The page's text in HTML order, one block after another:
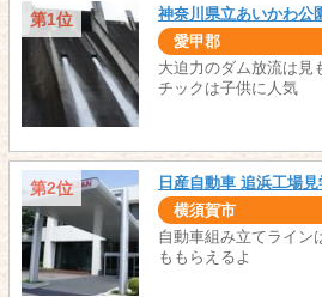
第1位 神奈川県立あいかわ公
愛甲郡
大迫力のダム放流は見
チックは子供に人気
第2位 日産自動車 追浜工場見
横須賀市
自動車組み立てライン
ももらえるよ